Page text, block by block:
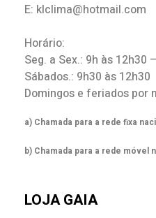
E: klclima@hotmail.com
Horário:
Seg. a Sex.: 9h às 12h30
Sábados.: 9h30 às 12h30
Domingos e feriados por
a) Chamada para a rede fixa
b) Chamada para a rede móvel
LOJA GAIA